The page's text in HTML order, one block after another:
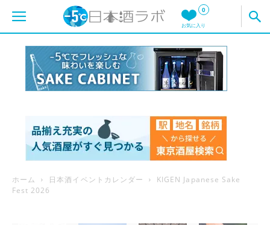
0
お気に入り
ホーム 日本酒イベントカレンダー
KIGEN Japanese Sake
Fest 2026